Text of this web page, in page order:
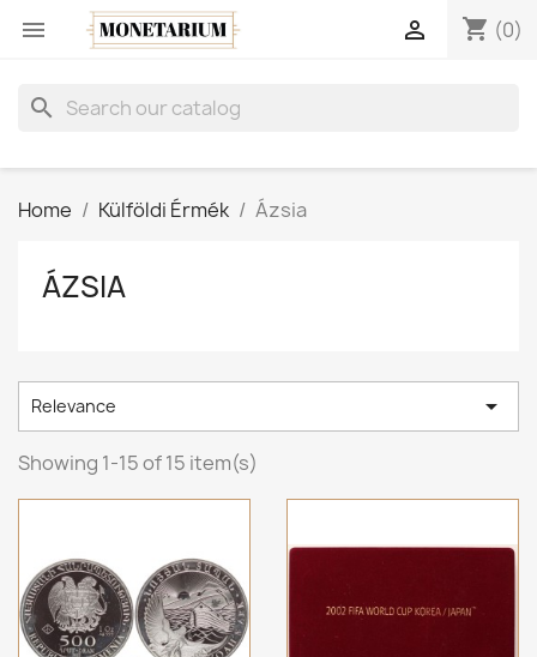
 shopping_cart (0)

search
Home Külföldi Érmék Ázsia
ÁZSIA
Relevance 
Showing 1-15 of 15 item(s)